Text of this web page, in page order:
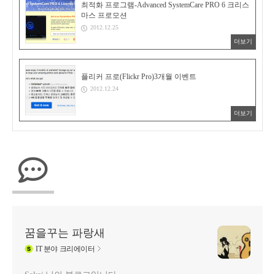
최적화 프로그램-Advanced SystemCare PRO 6 크리스
마스 프로모션
2012.12.25
더보기
플리커 프로(Flickr Pro)3개월 이벤트
2012.12.24
더보기
꿈을꾸는 파랑새
IT분야 크리에이터